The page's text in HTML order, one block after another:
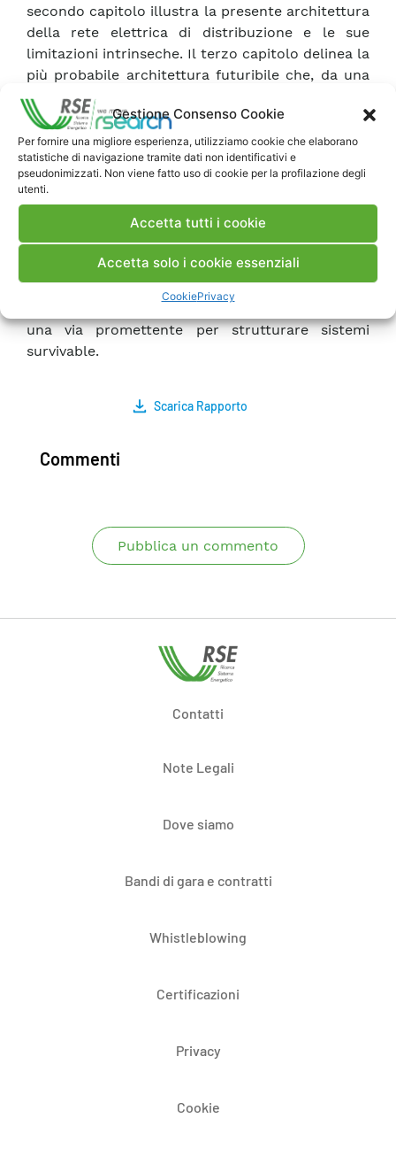
Gestione Consenso Cookie
Per fornire una migliore esperienza, utilizziamo cookie che elaborano
statistiche di navigazione tramite dati non identificativi e
pseudonimizzati. Non viene fatto uso di cookie per la profilazione degli
utenti.
Accetta tutti i cookie
Accetta solo i cookie essenziali
CookiePrivacy
secondo capitolo illustra la presente architettura
della rete elettrica di distribuzione e le sue
limitazioni intrinseche. Il terzo capitolo delinea la
più probabile architettura futuribile che, da una
parte risolverebbe le limitazioni attuali, ma che
dall’altra potrebbe introdurre nuovi tipi di
potenziali vulnerabilità. Il quarto capitolo si
sofferma ad analizzare le vulnerabilità di un
sistema di automazione connesso ad una rete
aperta ed accenna alle possibili strategie per
contenerle. Il quinto capitolo presenta il
concetto di Survivability, un attributo che
dovrebbe caratterizzare i sistemi mission-critical
distribuiti su rete aperta e gli “algoritmi
una via promettente per strutturare sistemi
survivable.
Scarica Rapporto
Commenti
Pubblica un commento
Contatti
Note Legali
Dove siamo
Bandi di gara e contratti
Whistleblowing
Certificazioni
Privacy
Cookie